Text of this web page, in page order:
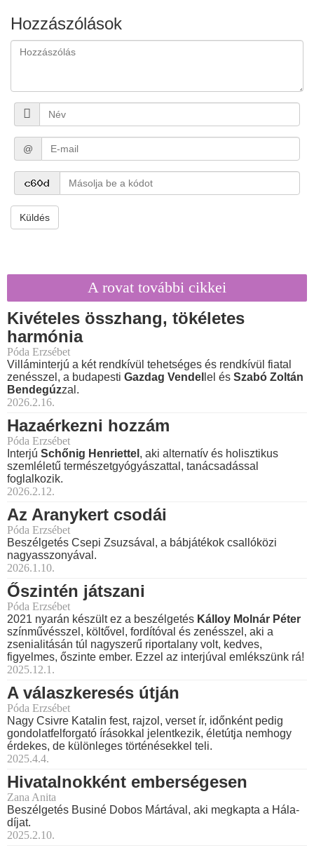
Hozzászólások
@
Küldés
A rovat további cikkei
Kivételes összhang, tökéletes
harmónia
Póda Erzsébet
Villáminterjú a két rendkívül tehetséges és rendkívül fiatal
zenésszel, a budapesti Gazdag Vendel lel és Szabó Zoltán
Bendegúzzal.
2026.2.16.
Hazaérkezni hozzám
Póda Erzsébet
Interjú Schőnig Henriettel , aki alternatív és holisztikus
szemléletű természetgyógyászattal, tanácsadással
foglalkozik.
2026.2.12.
Az Aranykert csodái
Póda Erzsébet
Beszélgetés Csepi Zsuzsával, a bábjátékok csallóközi
nagyasszonyával.
2026.1.10.
Őszintén játszani
Póda Erzsébet
2021 nyarán készült ez a beszélgetés Kálloy Molnár Péter
színművésszel, költővel, fordítóval és zenésszel, aki a
zsenialitásán túl nagyszerű riportalany volt, kedves,
figyelmes, őszinte ember. Ezzel az interjúval emlékszünk rá!
2025.12.1.
A válaszkeresés útján
Póda Erzsébet
Nagy Csivre Katalin fest, rajzol, verset ír, időnként pedig
gondolatfelforgató írásokkal jelentkezik, életútja nemhogy
érdekes, de különleges történésekkel teli.
2025.4.4.
Hivatalnokként emberségesen
Zana Anita
Beszélgetés Businé Dobos Mártával, aki megkapta a Hála-
díjat.
2025.2.10.